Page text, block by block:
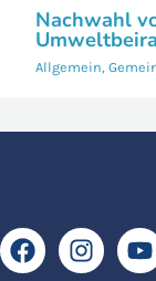
Nachwahl
Allgemein,